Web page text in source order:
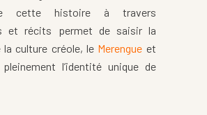
cette histoire à travers
et récits permet de saisir la
la culture créole, le Merengue et
pleinement l’identité unique de